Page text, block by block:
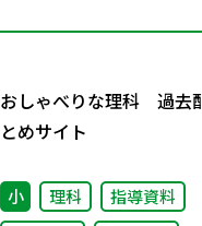
おしゃべりな理科 過去
とめサイト
小 理科
指導資料